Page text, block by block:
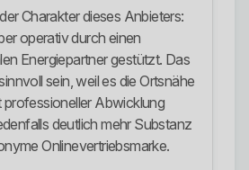
Charakter dieses Anbieters:
operativ durch einen
Energiepartner gestützt. Das
sein, weil es die Ortsnähe
professioneller Abwicklung
deutlich mehr Substanz
Onlinevertriebsmarke.